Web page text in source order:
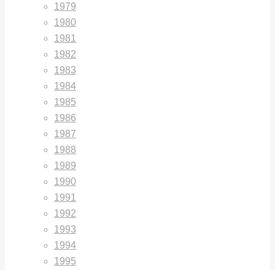
1979
1980
1981
1982
1983
1984
1985
1986
1987
1988
1989
1990
1991
1992
1993
1994
1995